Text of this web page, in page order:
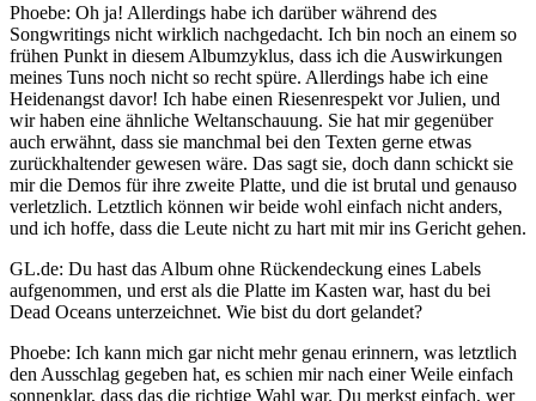
Phoebe: Oh ja! Allerdings habe ich darüber während des
Songwritings nicht wirklich nachgedacht. Ich bin noch an einem so
frühen Punkt in diesem Albumzyklus, dass ich die Auswirkungen
meines Tuns noch nicht so recht spüre. Allerdings habe ich eine
Heidenangst davor! Ich habe einen Riesenrespekt vor Julien, und
wir haben eine ähnliche Weltanschauung. Sie hat mir gegenüber
auch erwähnt, dass sie manchmal bei den Texten gerne etwas
zurückhaltender gewesen wäre. Das sagt sie, doch dann schickt sie
mir die Demos für ihre zweite Platte, und die ist brutal und genauso
verletzlich. Letztlich können wir beide wohl einfach nicht anders,
und ich hoffe, dass die Leute nicht zu hart mit mir ins Gericht gehen.
GL.de: Du hast das Album ohne Rückendeckung eines Labels
aufgenommen, und erst als die Platte im Kasten war, hast du bei
Dead Oceans unterzeichnet. Wie bist du dort gelandet?
Phoebe: Ich kann mich gar nicht mehr genau erinnern, was letztlich
den Ausschlag gegeben hat, es schien mir nach einer Weile einfach
sonnenklar, dass das die richtige Wahl war. Du merkst einfach, wer